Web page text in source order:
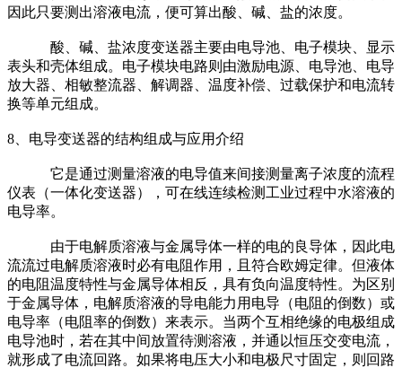
因此只要测出溶液电流，便可算出酸、碱、盐的浓度。
酸、碱、盐浓度变送器主要由电导池、电子模块、显示
表头和壳体组成。电子模块电路则由激励电源、电导池、电导
放大器、相敏整流器、解调器、温度补偿、过载保护和电流转
换等单元组成。
8、电导变送器的结构组成与应用介绍
它是通过测量溶液的电导值来间接测量离子浓度的流程
仪表（一体化变送器），可在线连续检测工业过程中水溶液的
电导率。
由于电解质溶液与金属导体一样的电的良导体，因此电
流流过电解质溶液时必有电阻作用，且符合欧姆定律。但液体
的电阻温度特性与金属导体相反，具有负向温度特性。为区别
于金属导体，电解质溶液的导电能力用电导（电阻的倒数）或
电导率（电阻率的倒数）来表示。当两个互相绝缘的电极组成
电导池时，若在其中间放置待测溶液，并通以恒压交变电流，
就形成了电流回路。如果将电压大小和电极尺寸固定，则回路